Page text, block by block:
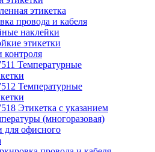
этикетка
провода и кабеля
наклейки
этикетки
контроля
Температурные
Температурные
Этикетка с указанием
(многоразовая)
для офисного